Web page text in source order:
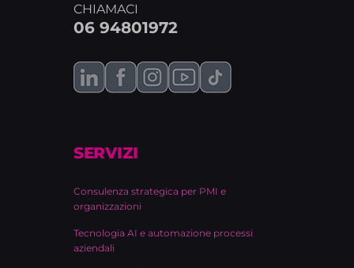
CHIAMACI
06 94801972
SERVIZI
Consulenza strategica per PMI e
organizzazioni
Tecnologia AI e automazione processi
aziendali